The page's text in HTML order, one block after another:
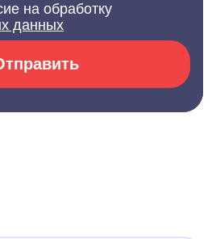
на обработку
данных